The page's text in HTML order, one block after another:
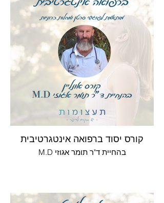
קורס יסוד ברפואה אינטגרטיבית
בהחיית ד"ר תומר אגוזי M.D